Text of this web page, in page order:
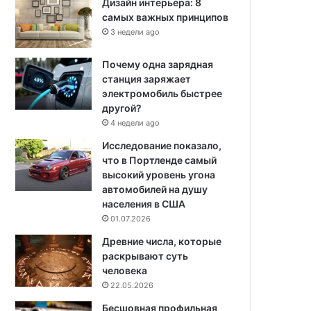
Дизайн интерьера: 8
самых важных принципов
3 недели ago
Почему одна зарядная
станция заряжает
электромобиль быстрее
другой?
4 недели ago
Исследование показало,
что в Портленде самый
высокий уровень угона
автомобилей на душу
населения в США
01.07.2026
Древние числа, которые
раскрывают суть
человека
22.05.2026
Бесшовная профильная